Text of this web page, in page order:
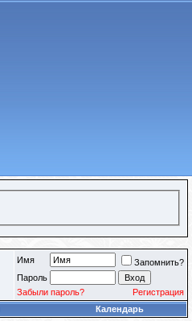
Имя
Запомнить?
Пароль
Забыли пароль?
Регистрация
Календарь